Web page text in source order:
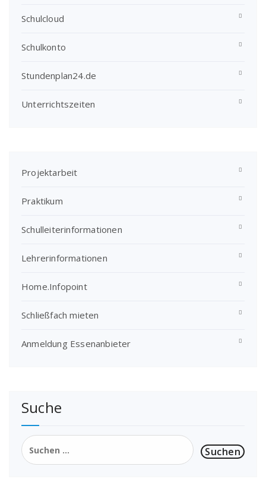
Schulcloud
Schulkonto
Stundenplan24.de
Unterrichtszeiten
Projektarbeit
Praktikum
Schulleiterinformationen
Lehrerinformationen
Home.Infopoint
Schließfach mieten
Anmeldung Essenanbieter
Suche
Suchen
nach: